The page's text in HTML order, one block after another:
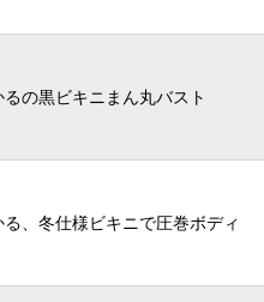
の黒ビキニまん丸バスト
、冬仕様ビキニで圧巻ボディ